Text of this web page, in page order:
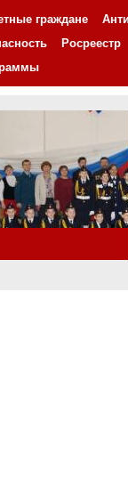
граждане
Росреестр